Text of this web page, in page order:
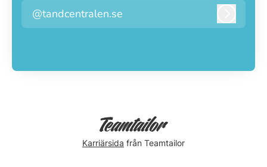
@tandcentralen.se
Karriärsida från Teamtailor